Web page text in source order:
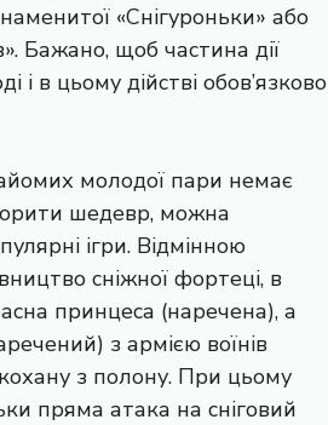
«Снігуроньки» або
Бажано, щоб частина дії
і в цьому дійстві обов’язково
молодої пари немає
шедевр, можна
ігри. Відмінною
сніжної фортеці, в
принцеса (наречена), а
з армією воїнів
з полону. При цьому
пряма атака на сніговий